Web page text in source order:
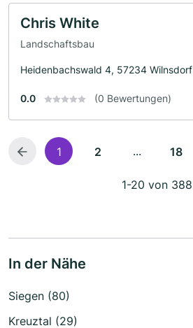
Chris White
Landschaftsbau
Heidenbachswald 4, 57234 Wilnsdorf
0.0 (0 Bewertungen)
1 2 ... 18
1-20 von 388
In der Nähe
Siegen (80)
Kreuztal (29)